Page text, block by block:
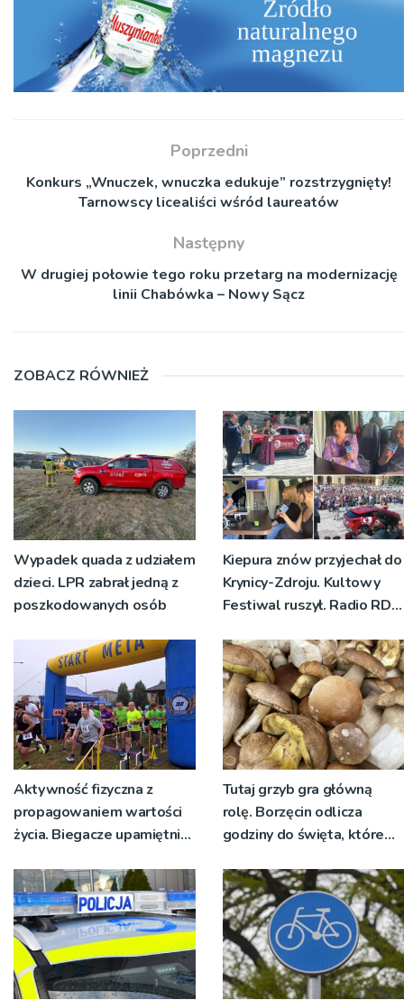
Poprzedni
Konkurs „Wnuczek, wnuczka edukuje” rozstrzygnięty!
Tarnowscy licealiści wśród laureatów
Następny
W drugiej połowie tego roku przetarg na modernizację
linii Chabówka – Nowy Sącz
ZOBACZ RÓWNIEŻ
Wypadek quada z udziałem
dzieci. LPR zabrał jedną z
poszkodowanych osób
Kiepura znów przyjechał do
Krynicy-Zdroju. Kultowy
Festiwal ruszył. Radio RDN
żywo [ZDJĘCIA]
Aktywność fizyczna z
propagowaniem wartości
życia. Biegacze upamiętnili
Tutaj grzyb gra główną
rolę. Borzęcin odlicza
godziny do święta, które
pokoleń